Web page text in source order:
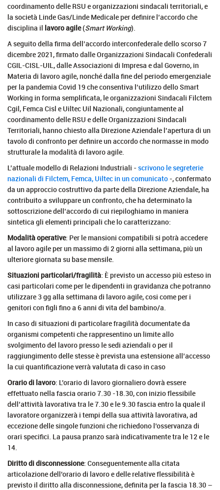
coordinamento delle RSU e organizzazioni sindacali territoriali, e
la società Linde Gas/Linde Medicale per definire l’accordo che
disciplina il lavoro agile(Smart Working).
A seguito della firma dell’accordo interconfederale dello scorso 7
dicembre 2021, firmato dalle Organizzazioni Sindacali Confederali
CGIL-CISL-UIL, dalle Associazioni di Impresa e dal Governo, in
Materia di lavoro agile, nonché dalla fine del periodo emergenziale
per la pandemia Covid 19 che consentiva l’utilizzo dello Smart
Working in forma semplificata, le organizzazioni Sindacali Filctem
Cgil, Femca Cisl e Uiltec Uil Nazionali, congiuntamente al
coordinamento delle RSU e delle Organizzazioni Sindacali
Territoriali, hanno chiesto alla Direzione Aziendale l’apertura di un
tavolo di confronto per definire un accordo che normasse in modo
strutturale la modalità di lavoro agile.
L’attuale modello di Relazioni Industriali -scrivono le segreterie
nazionali di Filctem, Femca, Uiltec in un comunicato -, confermato
da un approccio costruttivo da parte della Direzione Aziendale, ha
contribuito a sviluppare un confronto, che ha determinato la
sottoscrizione dell’accordo di cui riepiloghiamo in maniera
sintetica gli elementi principali che lo caratterizzano:
Modalità operative: Per le mansioni compatibili si potrà accedere
al lavoro agile per un massimo di 2 giorni alla settimana, più un
ulteriore giornata su base mensile.
Situazioni particolari/fragilità: È previsto un accesso più esteso in
casi particolari come per le dipendenti in gravidanza che potranno
utilizzare 3 gg alla settimana di lavoro agile, cosi come per i
genitori con figli fino a 6 anni di vita del bambino/a.
In caso di situazioni di particolare fragilità documentate da
organismi competenti che rappresentino un limite allo
svolgimento del lavoro presso le sedi aziendali o per il
raggiungimento delle stesse è prevista una estensione all’accesso
la cui quantificazione verrà valutata di caso in caso
Orario di lavoro: L’orario di lavoro giornaliero dovrà essere
effettuato nella fascia orario 7.30 -18.30, con inizio flessibile
dell’attività lavorativa tra le 7.30 e le 9.30 fascia entro la quale il
lavoratore organizzerà i tempi della sua attività lavorativa, ad
eccezione delle singole funzioni che richiedono l’osservanza di
orari specifici. La pausa pranzo sarà indicativamente tra le 12 e le
14.
Diritto di disconnessione: Conseguentemente alla citata
articolazione dell’orario di lavoro e delle relative flessibilità è
previsto il diritto alla disconnessione, definita per la fascia 18.30 –